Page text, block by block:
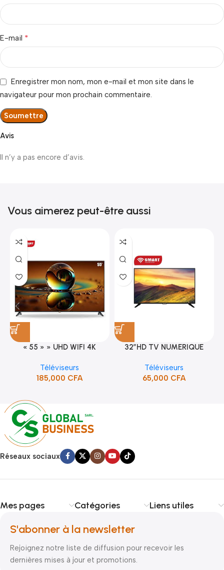
Avis
Il n’y a pas encore d’avis.
E-mail *
Enregistrer mon nom, mon e-mail et mon site dans le
navigateur pour mon prochain commentaire.
Vous aimerez peut-être aussi
« 55 » » UHD WIFI 4K
Téléviseurs
185,000 CFA
32″HD TV NUMERIQUE
BORDURE/SUPPORT(STT-
5132A)
Téléviseurs
65,000 CFA
Réseaux sociaux
Mes pages Catégories Liens utiles
S'abonner à la newsletter
Rejoignez notre liste de diffusion pour recevoir les
dernières mises à jour et promotions.